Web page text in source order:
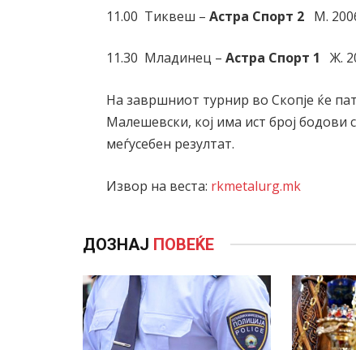
11.00 Тиквеш –Астра Спорт 2 М.
11.30 Младинец –Астра Спорт 1 Ж.
На завршниот турнир во Скопје ќе
Малешевски, кој има ист број
меѓусебен резултат.
Извор на веста: rkmetalurg.mk
ДОЗНАЈ ПОВЕЌЕ